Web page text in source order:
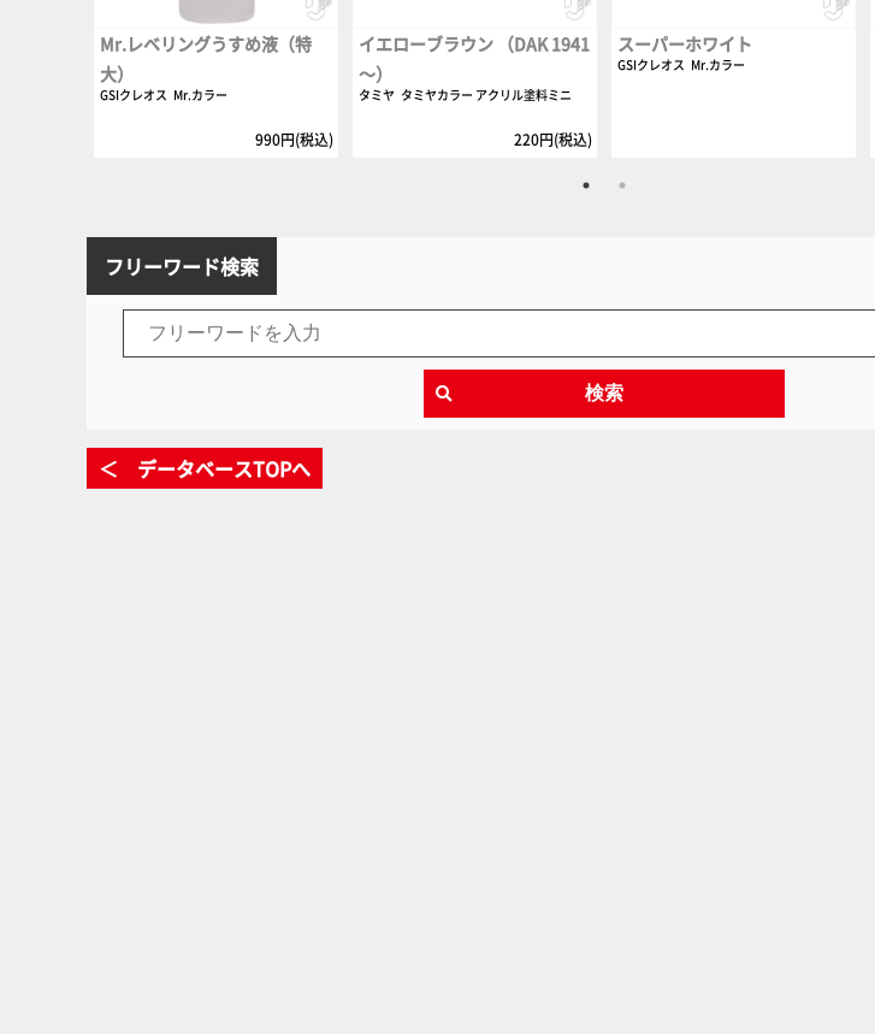
Mr.レベリングうすめ液（特
大）
GSIクレオス Mr.カラー
990円(税込)
イエローブラウン （DAK 1941
～）
タミヤ タミヤカラー アクリル塗料ミニ
220円(税込)
スーパーホワイト
GSIクレオス Mr.カラー
フリーワード検索
検索
＜ データベースTOPへ